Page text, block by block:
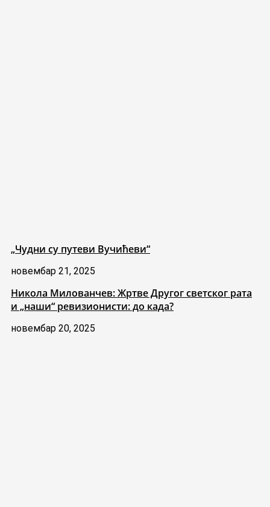
„Чудни су путеви Вучићеви“
новембар 21, 2025
Никола Милованчев: Жртве Другог светског рата
и „наши“ ревизионисти: до када?
новембар 20, 2025